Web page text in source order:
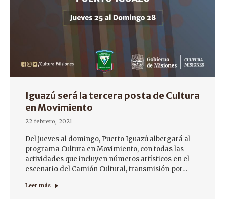
Iguazú será la tercera posta de Cultura
en Movimiento
22 febrero, 2021
Del jueves al domingo, Puerto Iguazú albergará al
programa Cultura en Movimiento, con todas las
actividades que incluyen números artísticos en el
escenario del Camión Cultural, transmisión por…
Leer más